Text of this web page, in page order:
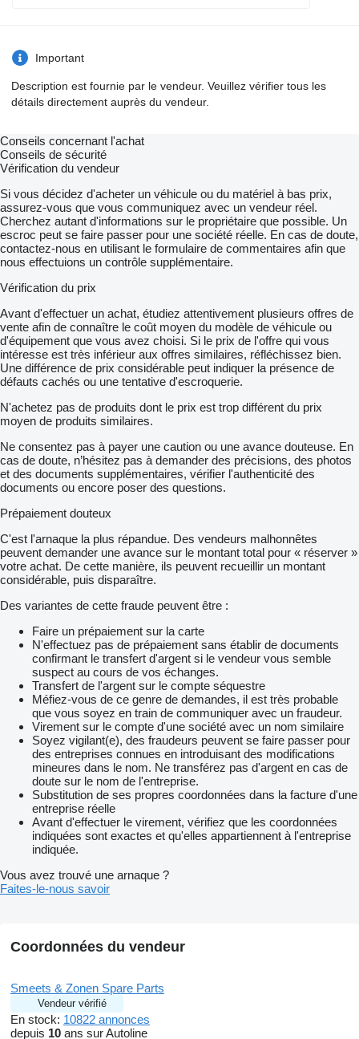
Important
Description est fournie par le vendeur. Veuillez vérifier tous les
détails directement auprès du vendeur.
Conseils concernant l'achat
Conseils de sécurité
Vérification du vendeur
Si vous décidez d'acheter un véhicule ou du matériel à bas prix,
assurez-vous que vous communiquez avec un vendeur réel.
Cherchez autant d'informations sur le propriétaire que possible. Un
escroc peut se faire passer pour une société réelle. En cas de doute,
contactez-nous en utilisant le formulaire de commentaires afin que
nous effectuions un contrôle supplémentaire.
Vérification du prix
Avant d'effectuer un achat, étudiez attentivement plusieurs offres de
vente afin de connaître le coût moyen du modèle de véhicule ou
d'équipement que vous avez choisi. Si le prix de l'offre qui vous
intéresse est très inférieur aux offres similaires, réfléchissez bien.
Une différence de prix considérable peut indiquer la présence de
défauts cachés ou une tentative d'escroquerie.
N'achetez pas de produits dont le prix est trop différent du prix
moyen de produits similaires.
Ne consentez pas à payer une caution ou une avance douteuse. En
cas de doute, n’hésitez pas à demander des précisions, des photos
et des documents supplémentaires, vérifier l'authenticité des
documents ou encore poser des questions.
Prépaiement douteux
C'est l'arnaque la plus répandue. Des vendeurs malhonnêtes
peuvent demander une avance sur le montant total pour « réserver »
votre achat. De cette manière, ils peuvent recueillir un montant
considérable, puis disparaître.
Des variantes de cette fraude peuvent être :
Faire un prépaiement sur la carte
N'effectuez pas de prépaiement sans établir de documents
confirmant le transfert d'argent si le vendeur vous semble
suspect au cours de vos échanges.
Transfert de l'argent sur le compte séquestre
Méfiez-vous de ce genre de demandes, il est très probable
que vous soyez en train de communiquer avec un fraudeur.
Virement sur le compte d'une société avec un nom similaire
Soyez vigilant(e), des fraudeurs peuvent se faire passer pour
des entreprises connues en introduisant des modifications
mineures dans le nom. Ne transférez pas d'argent en cas de
doute sur le nom de l'entreprise.
Substitution de ses propres coordonnées dans la facture d'une
entreprise réelle
Avant d'effectuer le virement, vérifiez que les coordonnées
indiquées sont exactes et qu'elles appartiennent à l'entreprise
indiquée.
Vous avez trouvé une arnaque ?
Faites-le-nous savoir
Coordonnées du vendeur
Smeets & Zonen Spare Parts
Vendeur vérifié
En stock: 10822 annonces
depuis 10 ans sur Autoline